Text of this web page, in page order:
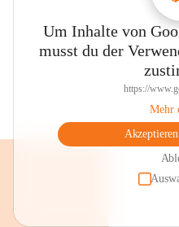
Um Inhalte von
musst du der
https://
Mehr